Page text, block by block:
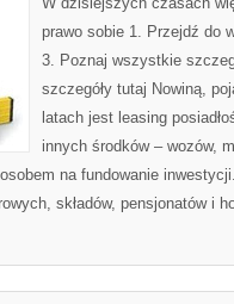
prawo sobie 1. Przejdź do
3. Poznaj wszystkie
szczegóły tutaj Nowiną,
latach jest leasing
innych środków – wozów,
na fundowanie
składów, pensjonatów i